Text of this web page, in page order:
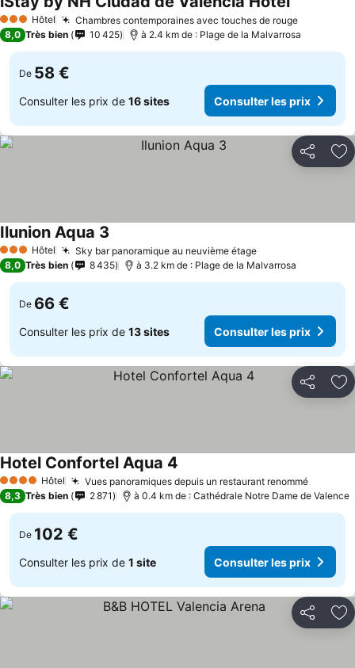
3 ÉtoilesHôtel Chambres contemporaines avec touches de rouge
8,0 Très bien 10 425 à 2.4 km de : Plage de la Malvarrosa
De 58 €
Consulter les prix de 16 sites Consulter les prix
Partager
3 ÉtoilesHôtel Sky bar panoramique au neuvième étage
Ilunion Aqua 3
8,0 Très bien 8 435 à 3.2 km de : Plage de la Malvarrosa
De 66 €
Consulter les prix de 13 sites Consulter les prix
Partager
4 Étoiles Hôtel Vues panoramiques depuis un restaurant renommé
Hotel Confortel Aqua 4
8,3 Très bien 2 871 à 0.4 km de : Cathédrale Notre Dame de Valence
De 102 €
Consulter les prix de 1 site Consulter les prix
Partager